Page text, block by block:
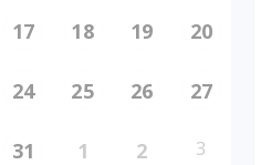
17 18 19 20
24 25 26 27
31 1 2 3